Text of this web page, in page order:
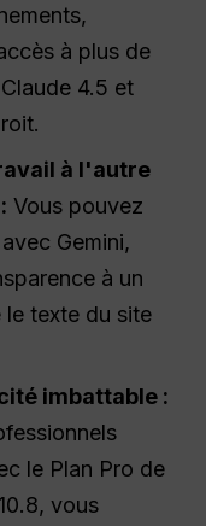
à plus de
4.5 et
à l'autre
Vous pouvez
Gemini,
à un
le texte du site
imbattable :
le Plan Pro de
vous